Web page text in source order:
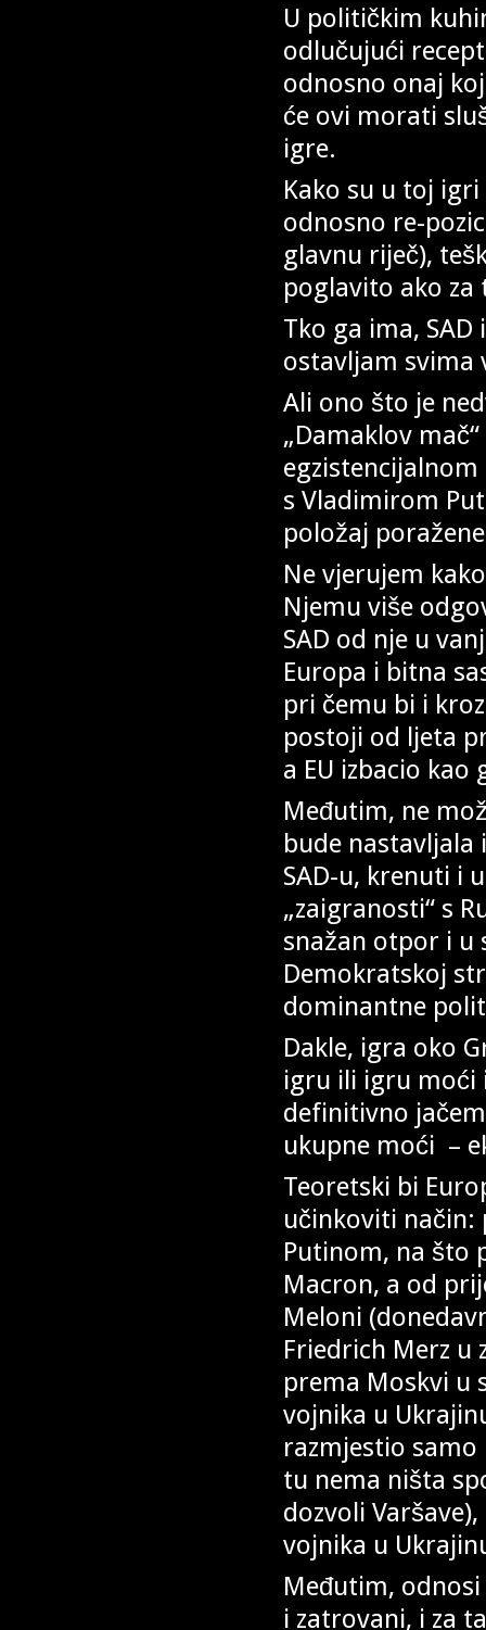
U političkim
odlučujući
odnosno onaj
će ovi morati
igre.
Kako su u toj
odnosno re-
glavnu riječ),
poglavito ako za
Tko ga ima, SAD
ostavljam svima
Ali ono što je
„Damaklov
s Vladimirom
položaj
Ne vjerujem
Njemu više
SAD od nje u
Europa i bitna
pri čemu bi i
postoji od ljeta
a EU izbacio
Međutim, ne
bude
SAD-u, krenuti i
„zaigranosti“ s
snažan otpor i u
Demokratskoj
dominantne
Dakle, igra oko
igru ili igru moći
definitivno
ukupne moći –
Teoretski bi
učinkoviti način:
Putinom, na što
Macron, a od
Meloni
Friedrich Merz
prema Moskvi u
vojnika u
razmjestio samo
tu nema ništa
dozvoli
vojnika u
Međutim,
i zatrovani, i za